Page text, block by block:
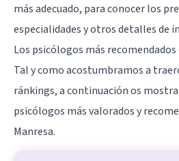
más adecuado, para conocer los
especialidades y otros detalles de
Los psicólogos más recomendados
Tal y como acostumbramos a
ránkings, a continuación os
psicólogos más valorados y
Manresa.